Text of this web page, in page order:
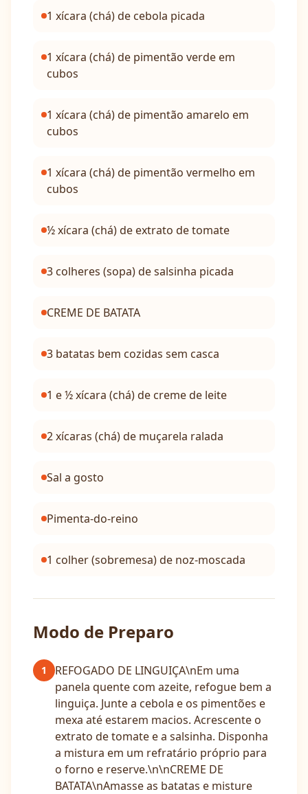
1 xícara (chá) de cebola picada
1 xícara (chá) de pimentão verde em
cubos
1 xícara (chá) de pimentão amarelo em
cubos
1 xícara (chá) de pimentão vermelho em
cubos
½ xícara (chá) de extrato de tomate
3 colheres (sopa) de salsinha picada
CREME DE BATATA
3 batatas bem cozidas sem casca
1 e ½ xícara (chá) de creme de leite
2 xícaras (chá) de muçarela ralada
Sal a gosto
Pimenta-do-reino
1 colher (sobremesa) de noz-moscada
Modo de Preparo
1
REFOGADO DE LINGUIÇA\nEm uma
panela quente com azeite, refogue bem a
linguiça. Junte a cebola e os pimentões e
mexa até estarem macios. Acrescente o
extrato de tomate e a salsinha. Disponha
a mistura em um refratário próprio para
o forno e reserve.\n\nCREME DE
BATATA\nAmasse as batatas e misture